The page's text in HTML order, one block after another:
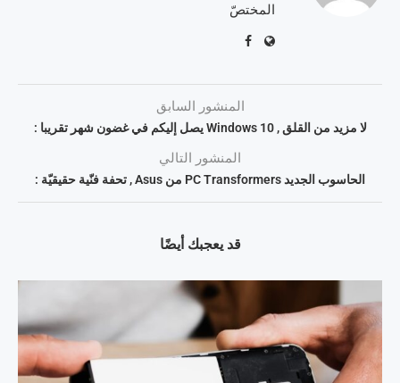
المختصّ
المنشور السابق
لا مزيد من القلق , Windows 10 يصل إليكم في غضون شهر تقريبا :
المنشور التالي
الحاسوب الجديد PC Transformers من Asus , تحفة فنّية حقيقيّة :
قد يعجبك أيضًا